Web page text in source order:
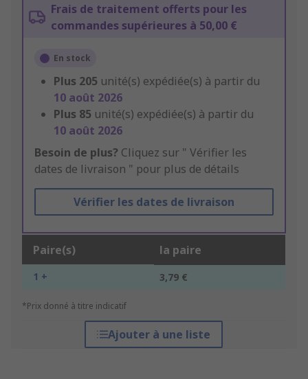
Frais de traitement offerts pour les
commandes supérieures à 50,00 €
En stock
Plus 205 unité(s) expédiée(s) à partir du
10 août 2026
Plus 85 unité(s) expédiée(s) à partir du
10 août 2026
Besoin de plus? Cliquez sur " Vérifier les
dates de livraison " pour plus de détails
Vérifier les dates de livraison
Paire(s) la paire
1 + 3,79 €
*Prix donné à titre indicatif
Ajouter à une liste